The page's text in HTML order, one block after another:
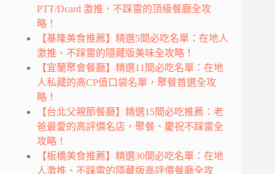
PTT/Dcard 激推、不踩雷的頂級餐廳全攻
略！
【基隆美食推薦】精選5間必吃名單：在地人
激推、不踩雷的隱藏版美味全攻略！
【宜蘭聚會餐廳】精選11間必吃名單：在地
人私藏的高CP值口袋名單，聚餐首選全攻
略！
【台北父親節餐廳】精選15間必吃推薦：老
爸最愛的高評價名店，聚餐、慶祝不踩雷全
攻略！
【板橋美食推薦】精選30間必吃名單：在地
人激推、不踩雷的隱藏版高評價餐廳全攻